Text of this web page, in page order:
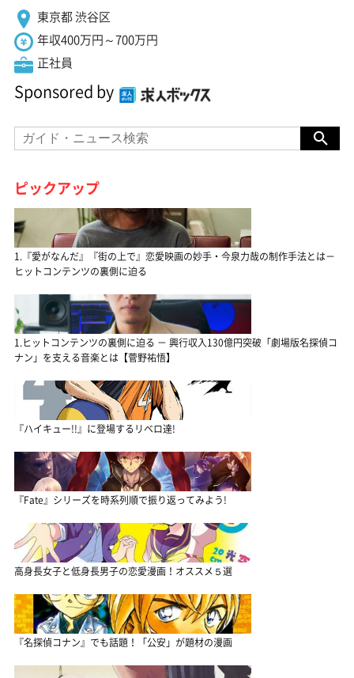
東京都 渋谷区
年収400万円～700万円
正社員
Sponsored by
ピックアップ
1.『愛がなんだ』『街の上で』恋愛映画の妙手・今泉力哉の制作手法とは－
ヒットコンテンツの裏側に迫る
1.ヒットコンテンツの裏側に迫る － 興行収入130億円突破「劇場版名探偵コ
ナン」を支える音楽とは【菅野祐悟】
『ハイキュー!!』に登場するリベロ達!
『Fate』シリーズを時系列順で振り返ってみよう!
高身長女子と低身長男子の恋愛漫画！オススメ５選
『名探偵コナン』でも話題！「公安」が題材の漫画